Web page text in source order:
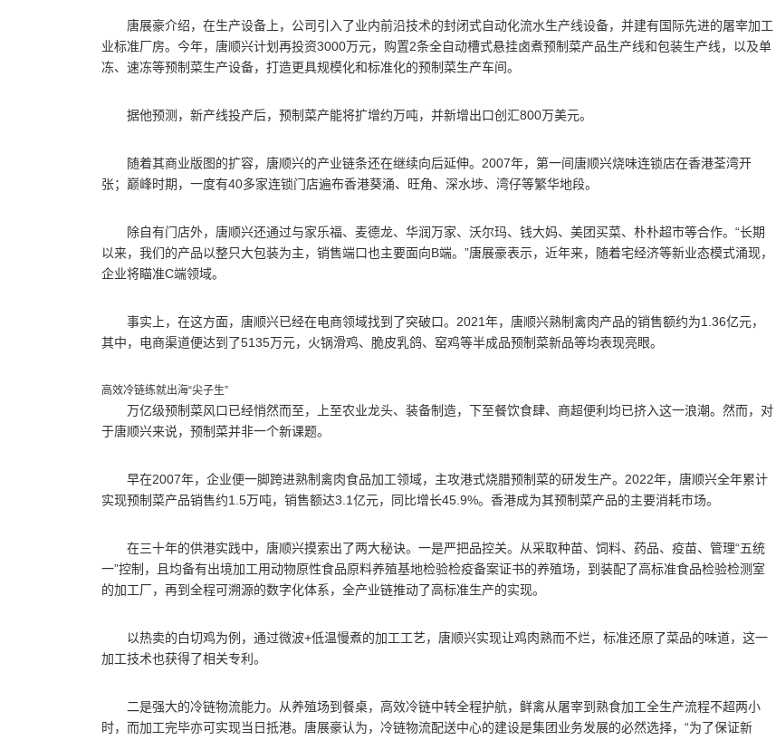
唐展豪介绍，在生产设备上，公司引入了业内前沿技术的封闭式自动化流水生产线设备，并建有国际先进的屠宰加工
业标准厂房。今年，唐顺兴计划再投资3000万元，购置2条全自动槽式悬挂卤煮预制菜产品生产线和包装生产线，以及单
冻、速冻等预制菜生产设备，打造更具规模化和标准化的预制菜生产车间。
据他预测，新产线投产后，预制菜产能将扩增约万吨，并新增出口创汇800万美元。
随着其商业版图的扩容，唐顺兴的产业链条还在继续向后延伸。2007年，第一间唐顺兴烧味连锁店在香港荃湾开
张；巅峰时期，一度有40多家连锁门店遍布香港葵涌、旺角、深水埗、湾仔等繁华地段。
除自有门店外，唐顺兴还通过与家乐福、麦德龙、华润万家、沃尔玛、钱大妈、美团买菜、朴朴超市等合作。“长期
以来，我们的产品以整只大包装为主，销售端口也主要面向B端。”唐展豪表示，近年来，随着宅经济等新业态模式涌现，
企业将瞄准C端领域。
事实上，在这方面，唐顺兴已经在电商领域找到了突破口。2021年，唐顺兴熟制禽肉产品的销售额约为1.36亿元，
其中，电商渠道便达到了5135万元，火锅滑鸡、脆皮乳鸽、窑鸡等半成品预制菜新品等均表现亮眼。
高效冷链练就出海“尖子生”
万亿级预制菜风口已经悄然而至，上至农业龙头、装备制造，下至餐饮食肆、商超便利均已挤入这一浪潮。然而，对
于唐顺兴来说，预制菜并非一个新课题。
早在2007年，企业便一脚跨进熟制禽肉食品加工领域，主攻港式烧腊预制菜的研发生产。2022年，唐顺兴全年累计
实现预制菜产品销售约1.5万吨，销售额达3.1亿元，同比增长45.9%。香港成为其预制菜产品的主要消耗市场。
在三十年的供港实践中，唐顺兴摸索出了两大秘诀。一是严把品控关。从采取种苗、饲料、药品、疫苗、管理“五统
一”控制，且均备有出境加工用动物原性食品原料养殖基地检验检疫备案证书的养殖场，到装配了高标准食品检验检测室
的加工厂，再到全程可溯源的数字化体系，全产业链推动了高标准生产的实现。
以热卖的白切鸡为例，通过微波+低温慢煮的加工工艺，唐顺兴实现让鸡肉熟而不烂，标准还原了菜品的味道，这一
加工技术也获得了相关专利。
二是强大的冷链物流能力。从养殖场到餐桌，高效冷链中转全程护航，鲜禽从屠宰到熟食加工全生产流程不超两小
时，而加工完毕亦可实现当日抵港。唐展豪认为，冷链物流配送中心的建设是集团业务发展的必然选择，“为了保证新